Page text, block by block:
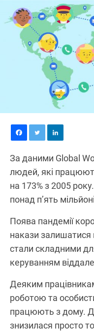
За даними Global
людей, які
на 173% з 2005
понад п’ять
Поява пандемії
накази залишатися
стали складними
керуванням
Деяким
роботою та
працюють з дому.
знизилася просто